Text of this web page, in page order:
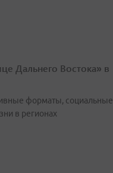
Дальнего Востока» в
форматы, социальные
в регионах